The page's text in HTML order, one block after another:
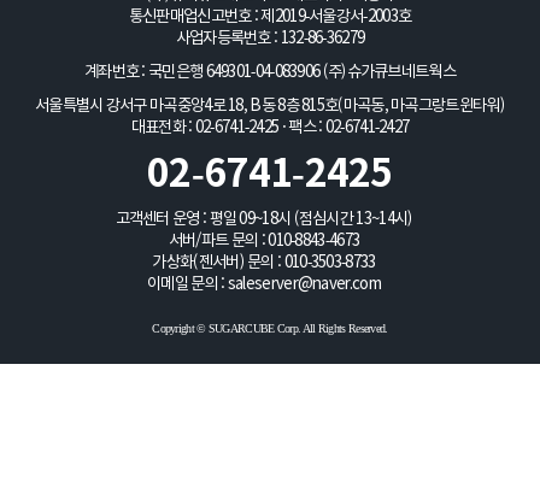
통신판매업신고번호 : 제2019-서울강서-2003호
사업자등록번호 : 132-86-36279
계좌번호 : 국민은행 649301-04-083906 (주)슈가큐브네트웍스
서울특별시 강서구 마곡중앙4로 18, B동 8층 815호(마곡동, 마곡그랑트윈타워)
대표전화 : 02-6741-2425 · 팩스 : 02-6741-2427
02-6741-2425
고객센터 운영 : 평일 09~18시 (점심시간 13~14시)
서버/파트 문의 :010-8843-4673
가상화(젠서버) 문의 : 010-3503-8733
이메일 문의 : saleserver@naver.com
Copyright © SUGARCUBE Corp. All Rights Reserved.